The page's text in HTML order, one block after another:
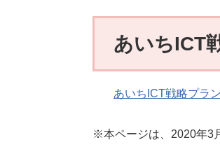
あいちICT
あいちICT戦略プラ
※本ページは、2020年3